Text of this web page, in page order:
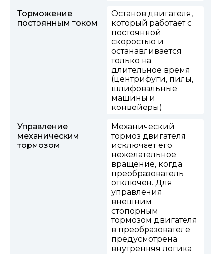
Торможение
постоянным током
Останов двигателя,
который работает с
постоянной
скоростью и
останавливается
только на
длительное время
(центрифуги, пилы,
шлифовальные
машины и
конвейеры)
Управление
механическим
тормозом
Механический
тормоз двигателя
исключает его
нежелательное
вращение, когда
преобразователь
отключен. Для
управления
внешним
стопорным
тормозом двигателя
в преобразователе
предусмотрена
внутренняя логика